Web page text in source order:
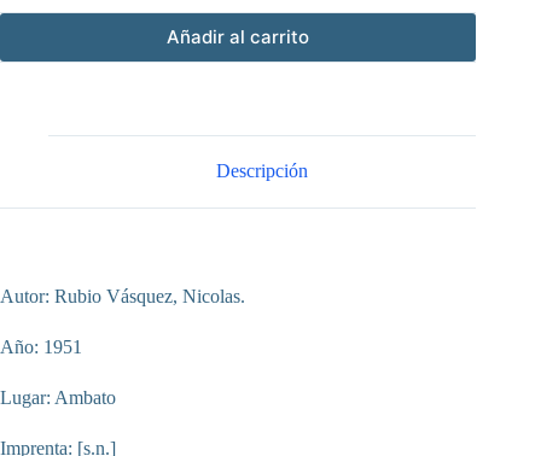
Añadir al carrito
Descripción
Autor: Rubio Vásquez, Nicolas.
Año: 1951
Lugar: Ambato
Imprenta: [s.n.]